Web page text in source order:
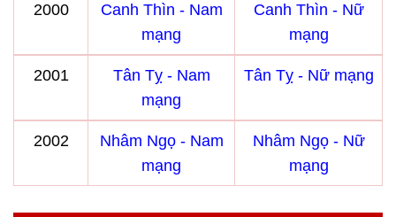
2000
Canh Thìn - Nam
mạng
Canh Thìn - Nữ
mạng
2001
Tân Tỵ - Nam
mạng
Tân Tỵ - Nữ mạng
2002
Nhâm Ngọ - Nam
mạng
Nhâm Ngọ - Nữ
mạng